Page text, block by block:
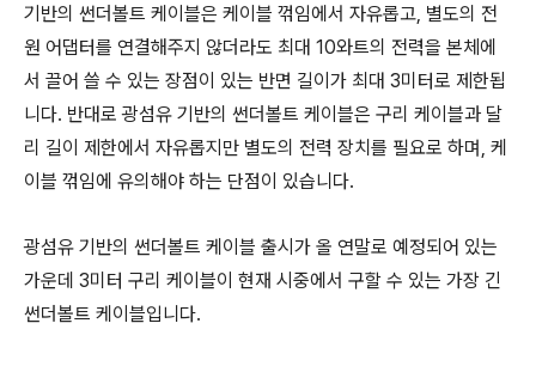
기반의 썬더볼트 케이블은 케이블 꺾임에서 자유롭고, 별도의 전
원 어댑터를 연결해주지 않더라도 최대 10와트의 전력을 본체에
서 끌어 쓸 수 있는 장점이 있는 반면 길이가 최대 3미터로 제한됩
니다. 반대로 광섬유 기반의 썬더볼트 케이블은 구리 케이블과 달
리 길이 제한에서 자유롭지만 별도의 전력 장치를 필요로 하며, 케
이블 꺾임에 유의해야 하는 단점이 있습니다.
광섬유 기반의 썬더볼트 케이블 출시가 올 연말로 예정되어 있는
가운데 3미터 구리 케이블이 현재 시중에서 구할 수 있는 가장 긴
썬더볼트 케이블입니다.